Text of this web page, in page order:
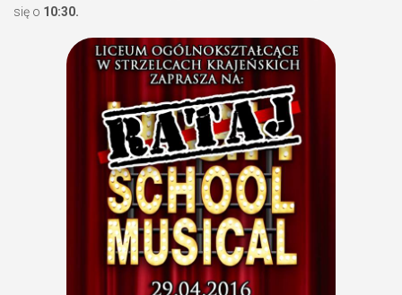
się o 10:30.